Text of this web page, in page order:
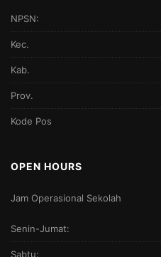
NPSN:
Kec.
Kab.
Prov.
Kode Pos
OPEN HOURS
Jam Operasional Sekolah
Senin-Jumat:
Sabtu: